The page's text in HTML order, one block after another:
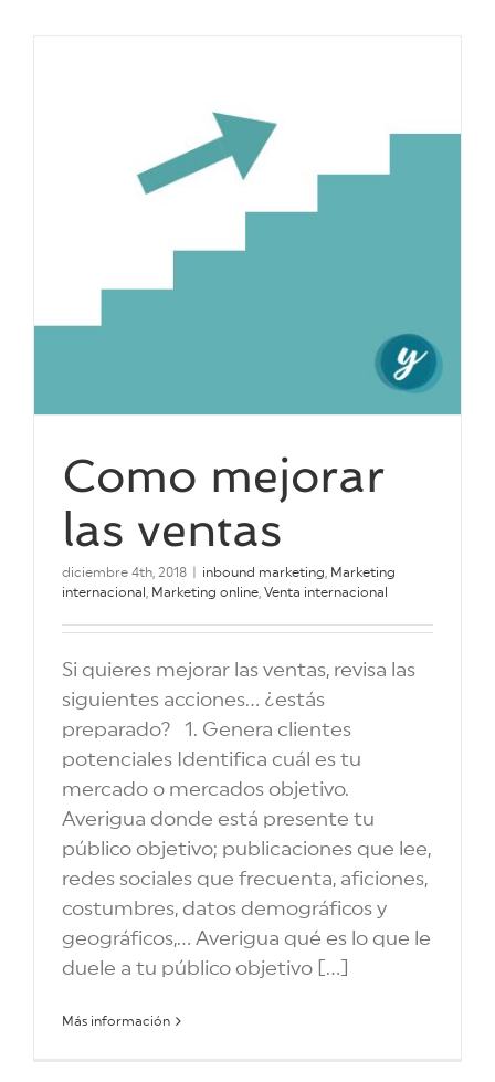
Como mejorar
las ventas
diciembre 4th, 2018 inbound marketing
Marketing
internacional
Marketing online Venta internacional
Si quieres mejorar las ventas, revisa las
siguientes acciones... ¿estás
preparado? 1. Genera clientes
potenciales Identifica cuál es tu
mercado o mercados objetivo.
Averigua donde está presente tu
público objetivo; publicaciones que lee,
redes sociales que frecuenta, aficiones,
costumbres, datos demográficos y
geográficos,... Averigua qué es lo que le
duele a tu público objetivo [...]
Más información